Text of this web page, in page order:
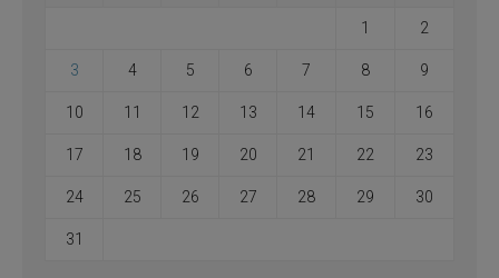
1 2
3 4 5 6 7 8 9
10 11 12 13 14 15 16
17 18 19 20 21 22 23
24 25 26 27 28 29 30
31